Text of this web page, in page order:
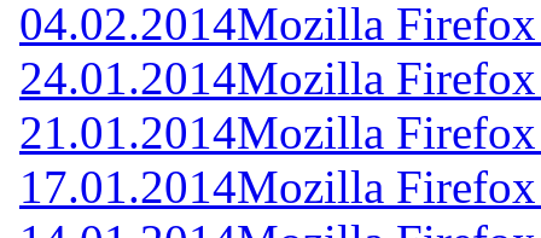
04.02.2014Mozilla
24.01.2014Mozilla
21.01.2014Mozilla
17.01.2014Mozilla